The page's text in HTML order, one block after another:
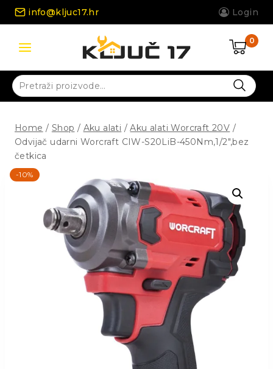
Skip
info@kljuc17.hr Login
0
Pretraži:
Home / Shop / Aku alati / Aku alati Worcraft 20V /
Odvijač udarni Worcraft CIW-S20LiB-450Nm,1/2″,bez
četkica
-10%